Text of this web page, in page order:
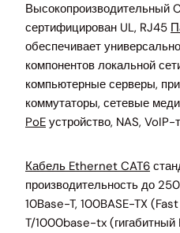
Высокопроизводительный
сертифицирован UL, RJ45
обеспечивает
компонентов локальной
компьютерные серверы,
коммутаторы, сетевые
PoE устройство, NAS,
Кабель Ethernet CAT6
производительность до
10Base-T, 100BASE-TX
T/1000base-tx